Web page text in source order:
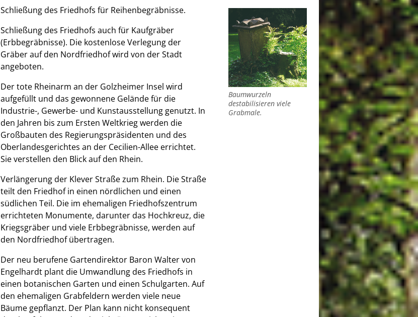
Schließung des Friedhofs für Reihenbegräbnisse.
Schließung des Friedhofs auch für Kaufgräber
(Erbbegräbnisse). Die kostenlose Verlegung der
Gräber auf den Nordfriedhof wird von der Stadt
angeboten.
Der tote Rheinarm an der Golzheimer Insel wird
aufgefüllt und das gewonnene Gelände für die
Industrie-, Gewerbe- und Kunstausstellung genutzt. In
den Jahren bis zum Ersten Weltkrieg werden die
Großbauten des Regierungspräsidenten und des
Oberlandesgerichtes an der Cecilien-Allee errichtet.
Sie verstellen den Blick auf den Rhein.
Verlängerung der Klever Straße zum Rhein. Die Straße
teilt den Friedhof in einen nördlichen und einen
südlichen Teil. Die im ehemaligen Friedhofszentrum
errichteten Monumente, darunter das Hochkreuz, die
Kriegsgräber und viele Erbbegräbnisse, werden auf
den Nordfriedhof übertragen.
Der neu berufene Gartendirektor Baron Walter von
Engelhardt plant die Umwandlung des Friedhofs in
einen botanischen Garten und einen Schulgarten. Auf
den ehemaligen Grabfeldern werden viele neue
Bäume gepflanzt. Der Plan kann nicht konsequent
Baumwurzeln
destabilisieren viele
Grabmale.